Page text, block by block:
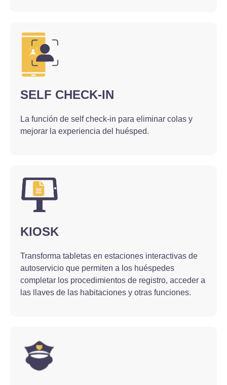
SELF CHECK-IN
La función de self check-in para eliminar colas y
mejorar la experiencia del huésped.
KIOSK
Transforma tabletas en estaciones interactivas de
autoservicio que permiten a los huéspedes
completar los procedimientos de registro, acceder a
las llaves de las habitaciones y otras funciones.